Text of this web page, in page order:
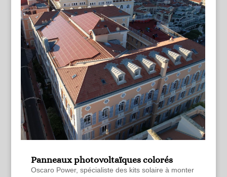
Panneaux photovoltaïques colorés
Oscaro Power, spécialiste des kits solaire à monter